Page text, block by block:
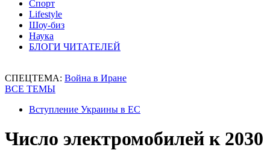
Спорт
Lifestyle
Шоу-биз
Наука
БЛОГИ ЧИТАТЕЛЕЙ
СПЕЦТЕМА: Война в Иране
ВСЕ ТЕМЫ
Вступление Украины в ЕС
Число электромобилей к 2030